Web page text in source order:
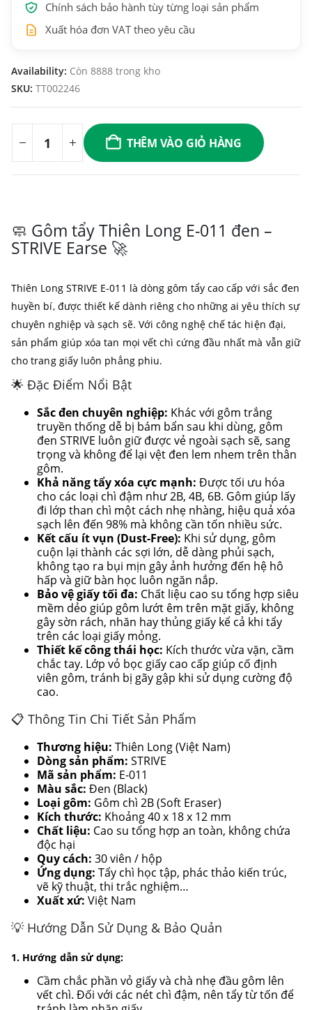
Chính sách bảo hành tùy từng loại sản phẩm
Xuất hóa đơn VAT theo yêu cầu
Availability: Còn 8888 trong kho
SKU: TT002246
THÊM VÀO GIỎ HÀNG
🧼 Gôm tẩy Thiên Long E-011 đen –
STRIVE Earse 🚀
Thiên Long STRIVE E-011 là dòng gôm tẩy cao cấp với sắc đen
huyền bí, được thiết kế dành riêng cho những ai yêu thích sự
chuyên nghiệp và sạch sẽ. Với công nghệ chế tác hiện đại,
sản phẩm giúp xóa tan mọi vết chì cứng đầu nhất mà vẫn giữ
cho trang giấy luôn phẳng phiu.
🌟 Đặc Điểm Nổi Bật
Sắc đen chuyên nghiệp: Khác với gôm trắng
truyền thống dễ bị bám bẩn sau khi dùng, gôm
đen STRIVE luôn giữ được vẻ ngoài sạch sẽ, sang
trọng và không để lại vệt đen lem nhem trên thân
gôm.
Khả năng tẩy xóa cực mạnh: Được tối ưu hóa
cho các loại chì đậm như 2B, 4B, 6B. Gôm giúp lấy
đi lớp than chì một cách nhẹ nhàng, hiệu quả xóa
sạch lên đến 98% mà không cần tốn nhiều sức.
Kết cấu ít vụn (Dust-Free): Khi sử dụng, gôm
cuộn lại thành các sợi lớn, dễ dàng phủi sạch,
không tạo ra bụi mịn gây ảnh hưởng đến hệ hô
hấp và giữ bàn học luôn ngăn nắp.
Bảo vệ giấy tối đa: Chất liệu cao su tổng hợp siêu
mềm dẻo giúp gôm lướt êm trên mặt giấy, không
gây sờn rách, nhăn hay thủng giấy kể cả khi tẩy
trên các loại giấy mỏng.
Thiết kế công thái học: Kích thước vừa vặn, cầm
chắc tay. Lớp vỏ bọc giấy cao cấp giúp cố định
viên gôm, tránh bị gãy gập khi sử dụng cường độ
cao.
📋 Thông Tin Chi Tiết Sản Phẩm
Thương hiệu: Thiên Long (Việt Nam)
Dòng sản phẩm: STRIVE
Mã sản phẩm: E-011
Màu sắc: Đen (Black)
Loại gôm: Gôm chì 2B (Soft Eraser)
Kích thước: Khoảng 40 x 18 x 12 mm
Chất liệu: Cao su tổng hợp an toàn, không chứa
độc hại
Quy cách: 30 viên / hộp
Ứng dụng: Tẩy chì học tập, phác thảo kiến trúc,
vẽ kỹ thuật, thi trắc nghiệm…
Xuất xứ: Việt Nam
💡 Hướng Dẫn Sử Dụng & Bảo Quản
1. Hướng dẫn sử dụng:
Cầm chắc phần vỏ giấy và chà nhẹ đầu gôm lên
vết chì. Đối với các nét chì đậm, nên tẩy từ tốn để